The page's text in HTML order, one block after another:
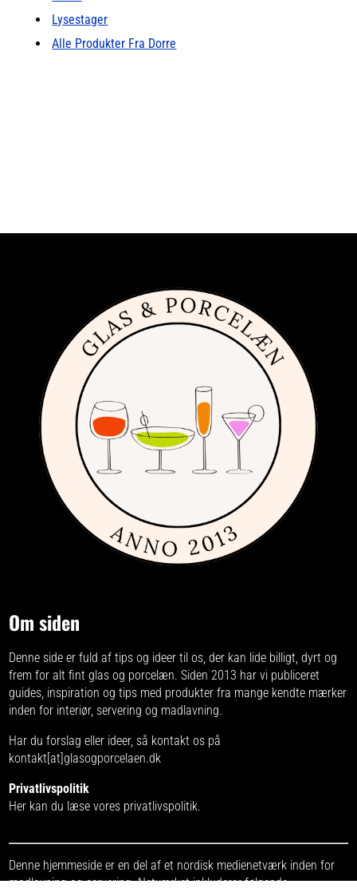
Lysestager
Alle Produkter Fra Dorre
Om siden
Denne side er fuld af tips og ideer til os, der kan lide billigt, dyrt og
frem for alt fint glas og porcelæn. Siden 2013 har vi publiceret
guides, inspiration og tips med produkter fra mange kendte mærker
inden for interiør, servering og madlavning.
Har du forslag eller ideer, så kontakt os på
kontakt[at]glasogporcelaen.dk
Privatlivspolitik
Her kan du læse vores privatlivspolitik.
Denne hjemmeside er en del af et nordisk medienetværk inden for
madlavning og servering. Netværket inkluderer følgende